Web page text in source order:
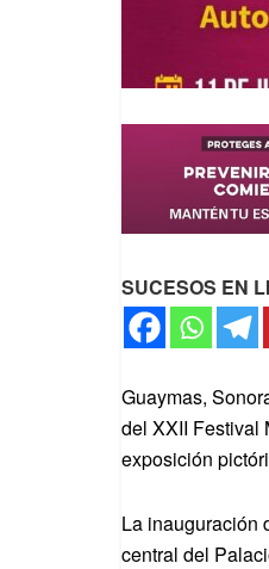
SUCESOS EN
Guaymas,
del XXII Festival
exposición
La inauguración
central del